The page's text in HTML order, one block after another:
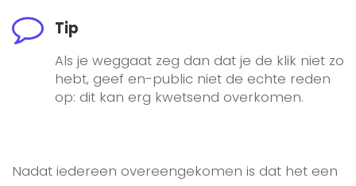
Tip
Als je weggaat zeg dan dat je de klik niet zo
hebt, geef en-public niet de echte reden
op: dit kan erg kwetsend overkomen.
Nadat iedereen overeengekomen is dat het een